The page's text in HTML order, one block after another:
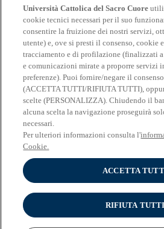
Eventi
Avvisi
Social
Facebook
𝕏
Linkedin
Youtube
Instagram
Telegram
Spotify
© Università Cattolica del Sacro Cuore -
Milano - PI 02133120150
Impostazione dei Cookies
Cookies
Università Cattolica del Sacro Cuore
cookie tecnici necessari per il suo
consentire la fruizione dei nostri servizi,
utente) e, ove si presti il consenso, cookie
tracciamento e di profilazione (finalizzati
e comunicazioni mirate a proporre servizi
preferenze). Puoi fornire/negare il
(ACCETTA TUTTI/RIFIUTA TUTTI),
scelte (PERSONALIZZA). Chiudendo il
alcuna scelta la navigazione proseguirà
necessari.
Per ulteriori informazioni consulta l'
Cookie.
ACCETTA
RIFIUTA TUTTI